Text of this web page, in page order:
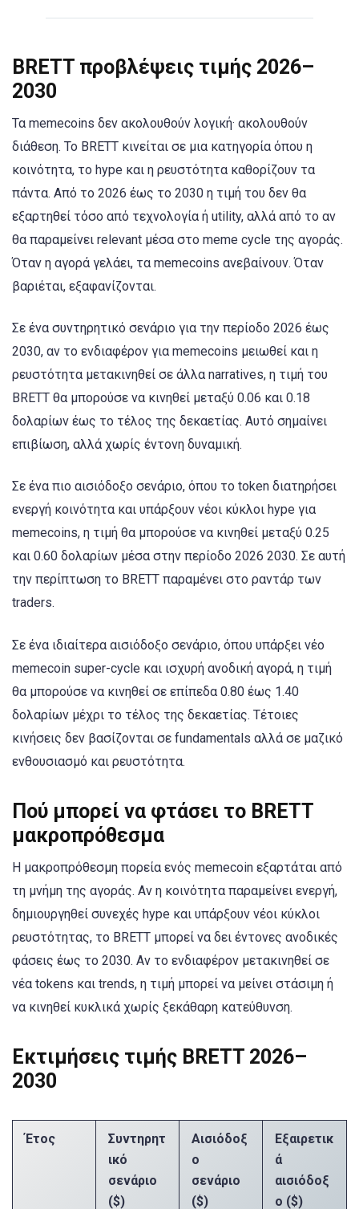
BRETT προβλέψεις τιμής 2026–
2030
Τα memecoins δεν ακολουθούν λογική· ακολουθούν
διάθεση. Το BRETT κινείται σε μια κατηγορία όπου η
κοινότητα, το hype και η ρευστότητα καθορίζουν τα
πάντα. Από το 2026 έως το 2030 η τιμή του δεν θα
εξαρτηθεί τόσο από τεχνολογία ή utility, αλλά από το αν
θα παραμείνει relevant μέσα στο meme cycle της αγοράς.
Όταν η αγορά γελάει, τα memecoins ανεβαίνουν. Όταν
βαριέται, εξαφανίζονται.
Σε ένα συντηρητικό σενάριο για την περίοδο 2026 έως
2030, αν το ενδιαφέρον για memecoins μειωθεί και η
ρευστότητα μετακινηθεί σε άλλα narratives, η τιμή του
BRETT θα μπορούσε να κινηθεί μεταξύ 0.06 και 0.18
δολαρίων έως το τέλος της δεκαετίας. Αυτό σημαίνει
επιβίωση, αλλά χωρίς έντονη δυναμική.
Σε ένα πιο αισιόδοξο σενάριο, όπου το token διατηρήσει
ενεργή κοινότητα και υπάρξουν νέοι κύκλοι hype για
memecoins, η τιμή θα μπορούσε να κινηθεί μεταξύ 0.25
και 0.60 δολαρίων μέσα στην περίοδο 2026 2030. Σε αυτή
την περίπτωση το BRETT παραμένει στο ραντάρ των
traders.
Σε ένα ιδιαίτερα αισιόδοξο σενάριο, όπου υπάρξει νέο
memecoin super-cycle και ισχυρή ανοδική αγορά, η τιμή
θα μπορούσε να κινηθεί σε επίπεδα 0.80 έως 1.40
δολαρίων μέχρι το τέλος της δεκαετίας. Τέτοιες
κινήσεις δεν βασίζονται σε fundamentals αλλά σε μαζικό
ενθουσιασμό και ρευστότητα.
Πού μπορεί να φτάσει το BRETT
μακροπρόθεσμα
Η μακροπρόθεσμη πορεία ενός memecoin εξαρτάται από
τη μνήμη της αγοράς. Αν η κοινότητα παραμείνει ενεργή,
δημιουργηθεί συνεχές hype και υπάρξουν νέοι κύκλοι
ρευστότητας, το BRETT μπορεί να δει έντονες ανοδικές
φάσεις έως το 2030. Αν το ενδιαφέρον μετακινηθεί σε
νέα tokens και trends, η τιμή μπορεί να μείνει στάσιμη ή
να κινηθεί κυκλικά χωρίς ξεκάθαρη κατεύθυνση.
Εκτιμήσεις τιμής BRETT 2026–
2030
Έτος
Συντηρητ
ικό
σενάριο
($)
Αισιόδοξ
ο
σενάριο
($)
Εξαιρετικ
ά
αισιόδοξ
ο ($)